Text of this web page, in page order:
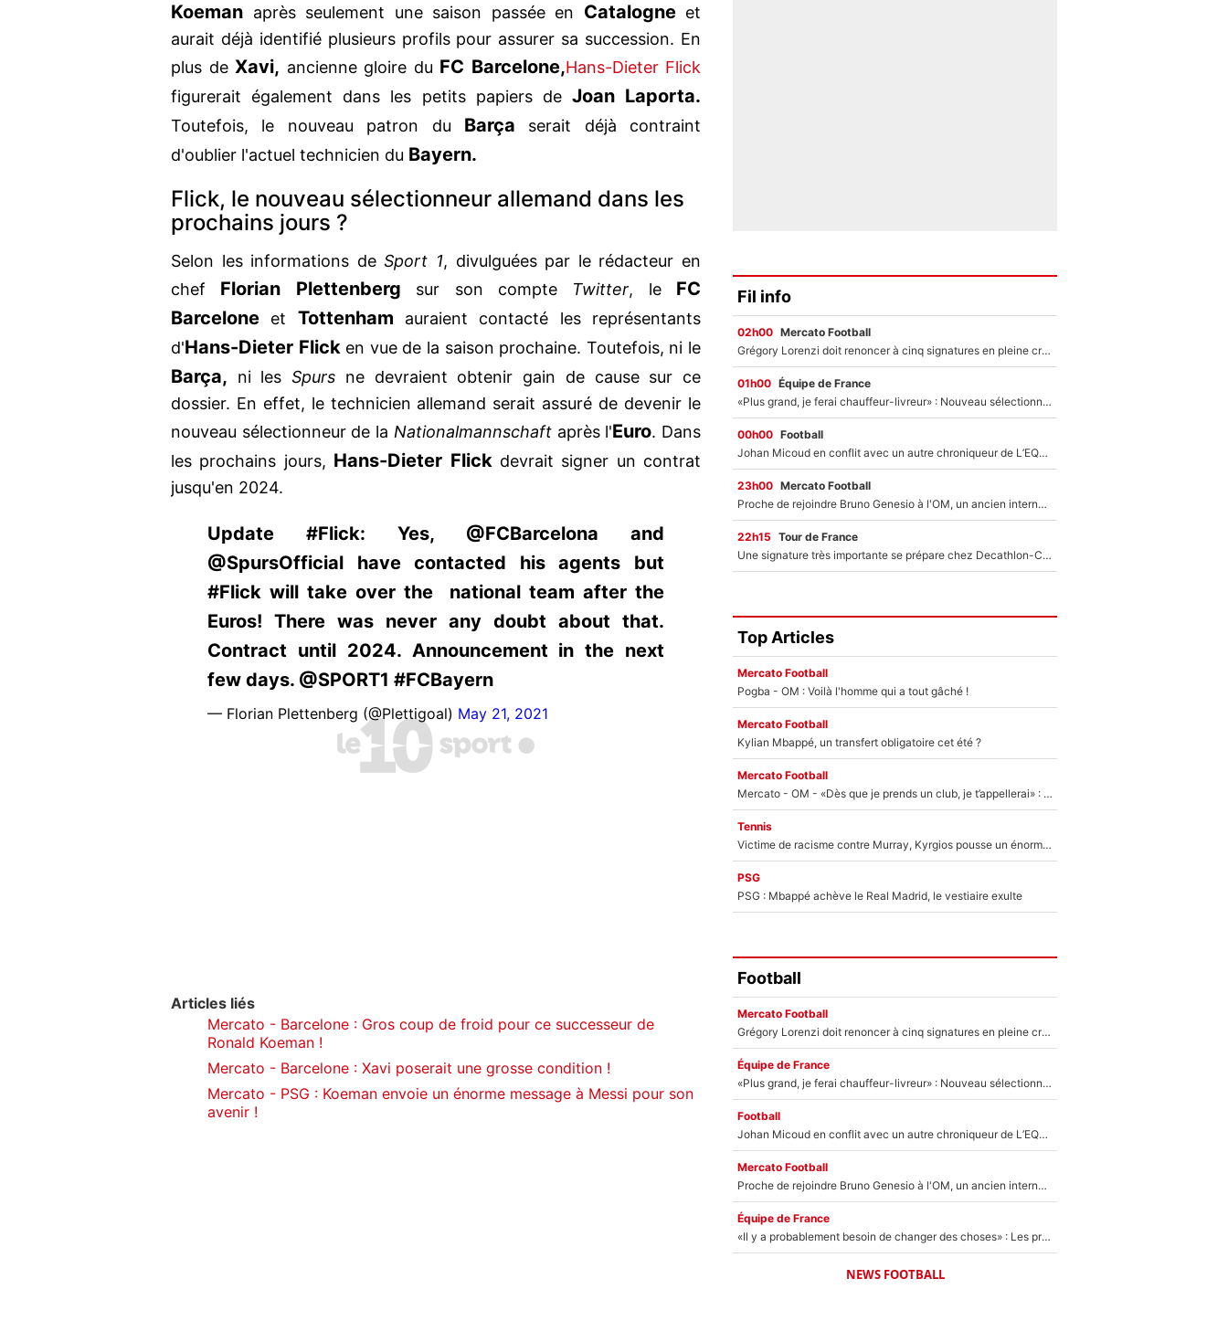
Koeman après seulement une saison passée en Catalogneet
aurait déjà identifié plusieurs profils pour assurer sa succession. En
plus de Xavi, ancienne gloire du FC Barcelone,Hans-Dieter Flick
figurerait également dans les petits papiers de Joan Laporta.
Toutefois, le nouveau patron du Barça serait déjà contraint
d'oublier l'actuel technicien du Bayern.
Flick, le nouveau sélectionneur allemand dans les
prochains jours ?
Selon les informations deSport 1, divulguées par le rédacteur en
chef Florian Plettenberg sur son compte Twitter, le FC
Barcelone et Tottenham auraient contacté les représentants
d'Hans-Dieter Flicken vue de la saison prochaine. Toutefois, ni le
Barça, ni lesSpurs ne devraient obtenir gain de cause sur ce
dossier. En effet, le technicien allemand serait assuré de devenir le
nouveau sélectionneur de la Nationalmannschaftaprès l'Euro. Dans
les prochains jours, Hans-Dieter Flickdevrait signer un contrat
jusqu'en 2024.
Update #Flick: Yes, @FCBarcelona and
@SpursOfficial have contacted his agents but
#Flick will take over the national team after the
Euros! There was never any doubt about that.
Contract until 2024. Announcement in the next
few days. @SPORT1 #FCBayern
— Florian Plettenberg (@Plettigoal) May 21, 2021
Articles liés
Mercato - Barcelone : Gros coup de froid pour ce successeur de
Ronald Koeman !
Mercato - Barcelone : Xavi poserait une grosse condition !
Mercato - PSG : Koeman envoie un énorme message à Messi pour son
avenir !
Fil info
02h00 Mercato Football
Grégory Lorenzi doit renoncer à cinq signatures en pleine crise financière : L’IA propose sept noms à l’OM pour un mercato réussi... à seulement 5M€ !
01h00 Équipe de France
«Plus grand, je ferai chauffeur-livreur» : Nouveau sélectionneur des Bleus, Zinédine Zidane s’était imaginé un avenir très différent lorsqu'il était enfant
00h00 Football
Johan Micoud en conflit avec un autre chroniqueur de L’EQUIPE du Soir : «Pendant un moment, je ne les ai pas remis ensemble dans l'émission»
23h00 Mercato Football
Proche de rejoindre Bruno Genesio à l'OM, un ancien international français va finalement débarquer... sur RMC !
22h15 Tour de France
Une signature très importante se prépare chez Decathlon-CMA CGM pour aider Paul Seixas à gagner le Tour de France 2027
Top Articles
Mercato Football
Pogba - OM : Voilà l'homme qui a tout gâché !
Mercato Football
Kylian Mbappé, un transfert obligatoire cet été ?
Mercato Football
Mercato - OM - «Dès que je prends un club, je t’appellerai» : La promesse de Marcelino au moment de claquer la porte
Tennis
Victime de racisme contre Murray, Kyrgios pousse un énorme coup de gueule !
PSG
PSG : Mbappé achève le Real Madrid, le vestiaire exulte
Football
Mercato Football
Grégory Lorenzi doit renoncer à cinq signatures en pleine crise financière : L’IA propose sept noms à l’OM pour un mercato réussi... à seulement 5M€ !
Équipe de France
«Plus grand, je ferai chauffeur-livreur» : Nouveau sélectionneur des Bleus, Zinédine Zidane s’était imaginé un avenir très différent lorsqu'il était enfant
Football
Johan Micoud en conflit avec un autre chroniqueur de L’EQUIPE du Soir : «Pendant un moment, je ne les ai pas remis ensemble dans l'émission»
Mercato Football
Proche de rejoindre Bruno Genesio à l'OM, un ancien international français va finalement débarquer... sur RMC !
Équipe de France
«Il y a probablement besoin de changer des choses» : Les premiers changements de Zinedine Zidane en équipe de France sont révélés ?
NEWS FOOTBALL